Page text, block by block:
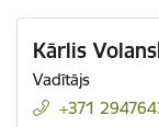
Kārlis
Vadītājs
+371